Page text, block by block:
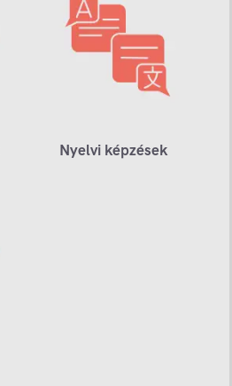
Nyelvi képzések